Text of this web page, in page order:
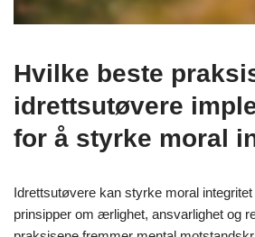
Hvilke beste
idrettsutøvere
for å styrke moral
Idrettsutøvere kan styrke moral
prinsipper om ærlighet, ansvarlighet og